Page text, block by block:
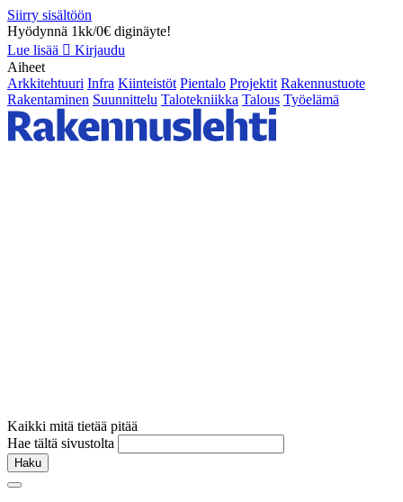
Siirry sisältöön
Hyödynnä 1kk/0€ diginäyte!
Lue lisää
Kirjaudu
Aiheet
Arkkitehtuuri Infra Kiinteistöt Pientalo Projektit Rakennustuote
Rakentaminen Suunnittelu Talotekniikka Talous Työelämä
Kaikki mitä tietää pitää
Hae tältä sivustolta
Haku